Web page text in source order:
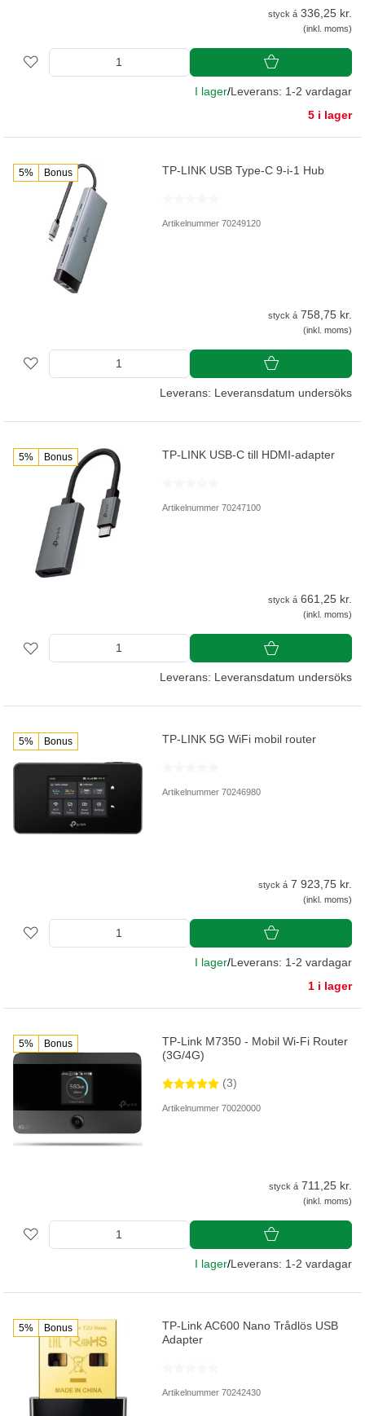
styck á 336,25 kr.
(inkl. moms)
I lager/Leverans: 1-2 vardagar
5 i lager
5% Bonus TP-LINK USB Type-C 9-i-1 Hub
Artikelnummer 70249120
styck á 758,75 kr.
(inkl. moms)
Leverans: Leveransdatum undersöks
5% Bonus TP-LINK USB-C till HDMI-adapter
Artikelnummer 70247100
styck á 661,25 kr.
(inkl. moms)
Leverans: Leveransdatum undersöks
5% Bonus TP-LINK 5G WiFi mobil router
Artikelnummer 70246980
styck á 7 923,75 kr.
(inkl. moms)
I lager/Leverans: 1-2 vardagar
1 i lager
5% Bonus
TP-Link M7350 - Mobil Wi-Fi Router
(3G/4G)
(3)
Artikelnummer 70020000
styck á 711,25 kr.
(inkl. moms)
I lager/Leverans: 1-2 vardagar
5% Bonus
TP-Link AC600 Nano Trådlös USB
Adapter
Artikelnummer 70242430